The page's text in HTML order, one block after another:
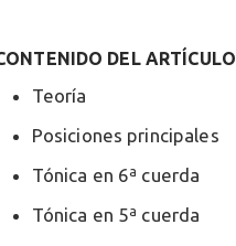
DEL ARTÍCULO
Teoría
Posiciones principales
Tónica en 6ª cuerda
Tónica en 5ª cuerda